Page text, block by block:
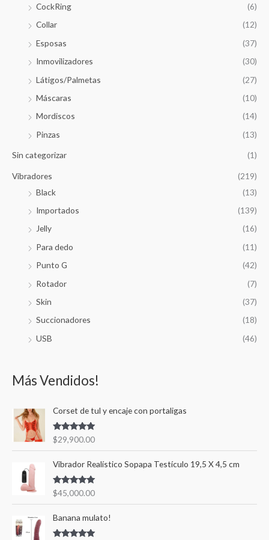
CockRing
(6)
Collar
(12)
Esposas
(37)
Inmovilizadores
(30)
Látigos/Palmetas
(27)
Máscaras
(10)
Mordiscos
(14)
Pinzas
(13)
Sin categorizar (1)
Vibradores
(219)
Black
(13)
Importados
(139)
Jelly
(16)
Para dedo
(11)
Punto G
(42)
Rotador
(7)
Skin
(37)
Succionadores
(18)
USB
(46)
Más Vendidos!
Corset de tul y encaje con portaligas
Valorado en
5.00de 5
$29,900.00
Vibrador Realístico Sopapa Testículo 19,5 X 4,5 cm
Valorado en
5.00de 5
$45,000.00
Banana mulato!